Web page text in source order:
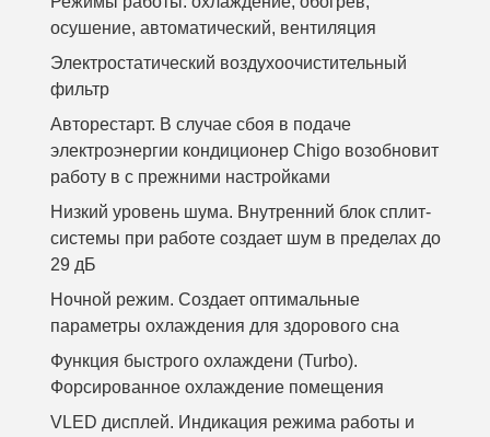
осушение, автоматический, вентиляция
Электростатический воздухоочистительный
фильтр
Авторестарт. В случае сбоя в подаче
электроэнергии кондиционер Chigo возобновит
работу в с прежними настройками
Низкий уровень шума. Внутренний блок сплит-
системы при работе создает шум в пределах до
29 дБ
Ночной режим. Создает оптимальные
параметры охлаждения для здорового сна
Функция быстрого охлаждени (Turbo).
Форсированное охлаждение помещения
VLED дисплей. Индикация режима работы и